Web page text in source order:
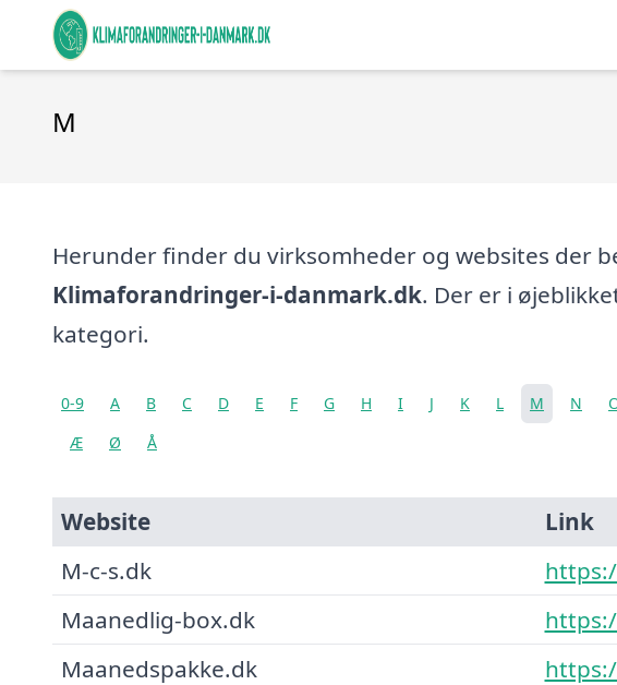
M
Herunder finder du virksomheder og websites der
Klimaforandringer-i-danmark.dk. Der er i
kategori.
0-9 A B C D E F G H I J K L M N
Æ
Ø Å
Website
Link
M-c-s.dk
Maanedlig-box.dk
Maanedspakke.dk